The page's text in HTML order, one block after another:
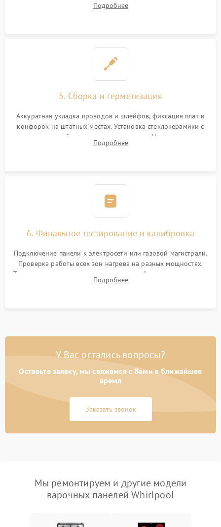
дорожек. Очистка контактов и замена поврежденной
Подробнее
5. Сборка и герметизация
Аккуратная укладка проводов и шлейфов, фиксация плат и
конфорок на штатных местах. Установка стеклокерамики с
проверкой равномерности зазоров. Нанесение
термостойкого герметика или укладка уплотнительной
Подробнее
6. Финальное тестирование и калибровка
Подключение панели к электросети или газовой магистрали.
Проверка работы всех зон нагрева на разных мощностях.
Тестирование сенсорного управления, таймера, индикаторов
остаточного тепла и систем защиты от перегрева.
Подробнее
У Вас остались вопросы?
Оставьте заявку, мы свяжемся с Вами в ближайшее
время
Заказать звонок
Мы ремонтируем и другие модели
варочных панелей Whirlpool